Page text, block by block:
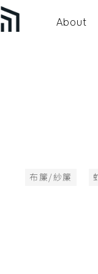
About
布簾/紗簾